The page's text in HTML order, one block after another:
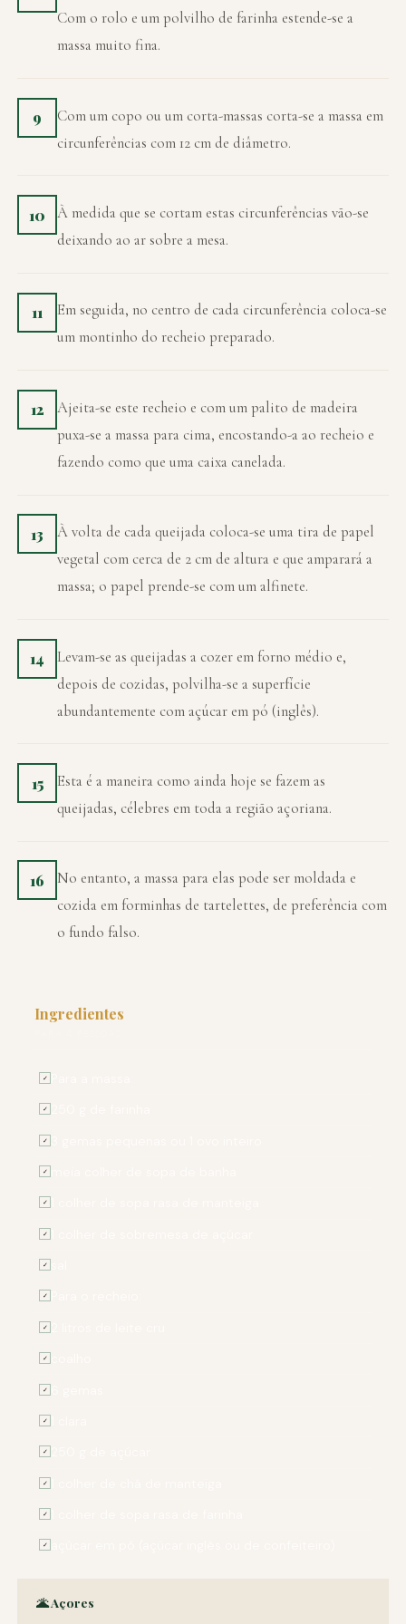
Com o rolo e um polvilho de farinha estende-se a
massa muito fina.
9
Com um copo ou um corta-massas corta-se a massa em
circunferências com 12 cm de diâmetro.
10
À medida que se cortam estas circunferências vão-se
deixando ao ar sobre a mesa.
11
Em seguida, no centro de cada circunferência coloca-se
um montinho do recheio preparado.
12
Ajeita-se este recheio e com um palito de madeira
puxa-se a massa para cima, encostando-a ao recheio e
fazendo como que uma caixa canelada.
13
À volta de cada queijada coloca-se uma tira de papel
vegetal com cerca de 2 cm de altura e que amparará a
massa; o papel prende-se com um alfinete.
14
Levam-se as queijadas a cozer em forno médio e,
depois de cozidas, polvilha-se a superfície
abundantemente com açúcar em pó (inglês).
15
Esta é a maneira como ainda hoje se fazem as
queijadas, célebres em toda a região açoriana.
16
No entanto, a massa para elas pode ser moldada e
cozida em forminhas de tartelettes, de preferência com
o fundo falso.
Ingredientes
✓
✓
✓
✓
✓
✓
✓
✓
✓
✓
✓
✓
✓
✓
✓
✓
🌋 Açores